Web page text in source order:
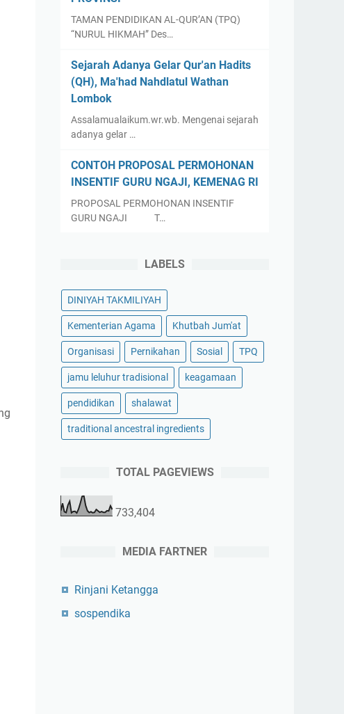
TAMAN PENDIDIKAN AL-QUR’AN (TPQ)
“NURUL HIKMAH” Des…
Sejarah Adanya Gelar Qur'an Hadits
(QH), Ma'had Nahdlatul Wathan
Lombok
Assalamualaikum.wr.wb. Mengenai sejarah
adanya gelar …
CONTOH PROPOSAL PERMOHONAN
INSENTIF GURU NGAJI, KEMENAG RI
PROPOSAL PERMOHONAN INSENTIF
GURU NGAJI T…
LABELS
DINIYAH TAKMILIYAH
Kementerian Agama Khutbah Jum'at
Organisasi Pernikahan Sosial TPQ
jamu leluhur tradisional keagamaan
pendidikan shalawat
traditional ancestral ingredients
TOTAL PAGEVIEWS
733,404
MEDIA FARTNER
Rinjani Ketangga
sospendika